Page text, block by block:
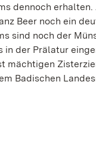
dennoch
Beer noch ein
sind noch der
in der Prälatur
mächtigen
Badischen